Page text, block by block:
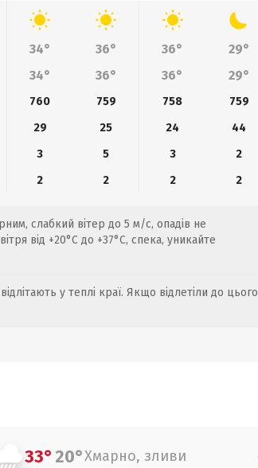
34° 36° 36°
29°
34° 36° 36° 29°
760 759 758
759
29 25 24
44
3 5 3
2
2 2 2 2
слабкий вітер до 5 м/с, опадів не
від +20°C до +37°C, спека, уникайте
у теплі краї. Якщо відлетіли до цього
33°20°Хмарно, зливи